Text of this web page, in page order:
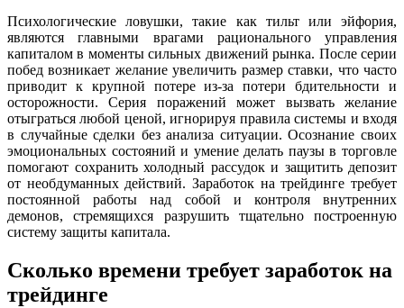
Психологические ловушки, такие как тильт или эйфория,
являются главными врагами рационального управления
капиталом в моменты сильных движений рынка. После серии
побед возникает желание увеличить размер ставки, что часто
приводит к крупной потере из-за потери бдительности и
осторожности. Серия поражений может вызвать желание
отыграться любой ценой, игнорируя правила системы и входя
в случайные сделки без анализа ситуации. Осознание своих
эмоциональных состояний и умение делать паузы в торговле
помогают сохранить холодный рассудок и защитить депозит
от необдуманных действий. Заработок на трейдинге требует
постоянной работы над собой и контроля внутренних
демонов, стремящихся разрушить тщательно построенную
систему защиты капитала.
Сколько времени требует заработок на
трейдинге